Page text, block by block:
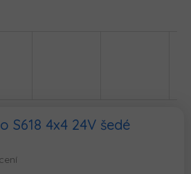
S618 4x4 24V šedé